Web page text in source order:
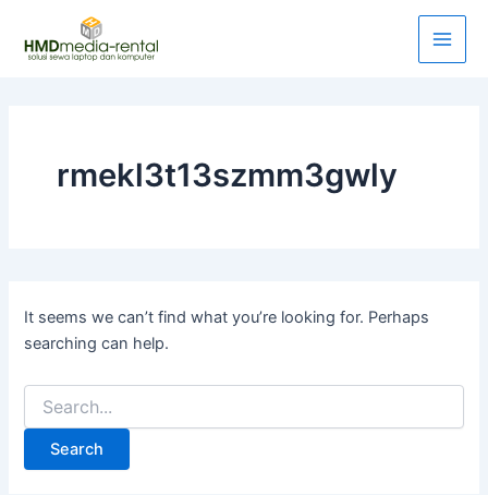
content
Main
rmekl3t13szmm3gwly
It seems we can’t find what you’re looking for. Perhaps
searching can help.